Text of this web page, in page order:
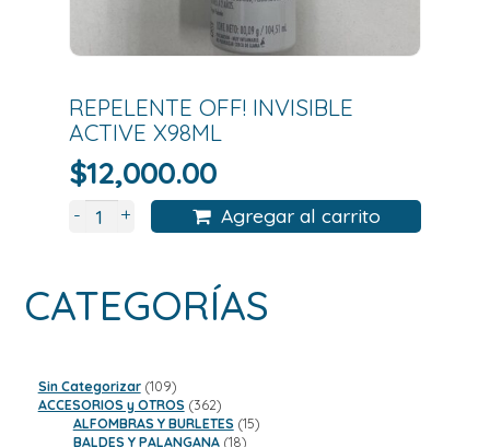
REPELENTE OFF! INVISIBLE
ACTIVE X98ML
$12,000.00
- + Agregar al carrito
CATEGORÍAS
Sin Categorizar 109109
productos
ACCESORIOS y OTROS 362362
productos
ALFOMBRAS Y BURLETES 1515
BALDES Y PALANGANA 1818